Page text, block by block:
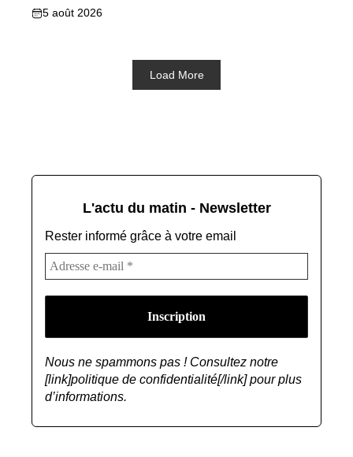
5 août 2026
Load More
L'actu du matin - Newsletter
Rester informé grâce à votre email
Nous ne spammons pas ! Consultez notre
[link]politique de confidentialité[/link] pour plus
d’informations.